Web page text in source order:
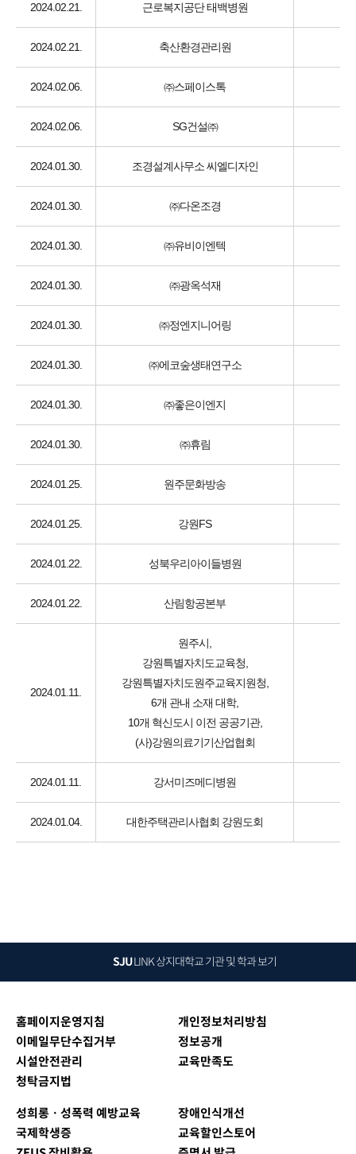
2024.02.21. 근로복지공단 태백병원
2024.02.21. 축산환경관리원
2024.02.06. ㈜스페이스톡
2024.02.06. SG건설㈜
2024.01.30. 조경설계사무소 씨엘디자인
2024.01.30. ㈜다온조경
2024.01.30. ㈜유비이엔텍
2024.01.30. ㈜광옥석재
2024.01.30. ㈜정엔지니어링
2024.01.30. ㈜에코숲생태연구소
2024.01.30. ㈜좋은이엔지
2024.01.30. ㈜휴림
2024.01.25. 원주문화방송
2024.01.25. 강원FS
2024.01.22. 성북우리아이들병원
2024.01.22. 산림항공본부
2024.01.11.
원주시,
강원특별자치도교육청,
강원특별자치도원주교육지원청,
6개 관내 소재 대학,
10개 혁신도시 이전 공공기관,
(사)강원의료기기산업협회
2024.01.11. 강서미즈메디병원
2024.01.04. 대한주택관리사협회 강원도회
SJULINK상지대학교 기관 및 학과 보기
홈페이지운영지침
개인정보처리방침
이메일무단수집거부
정보공개
시설안전관리
교육만족도
청탁금지법
성희롱ㆍ성폭력 예방교육
장애인식개선
국제학생증
교육할인스토어